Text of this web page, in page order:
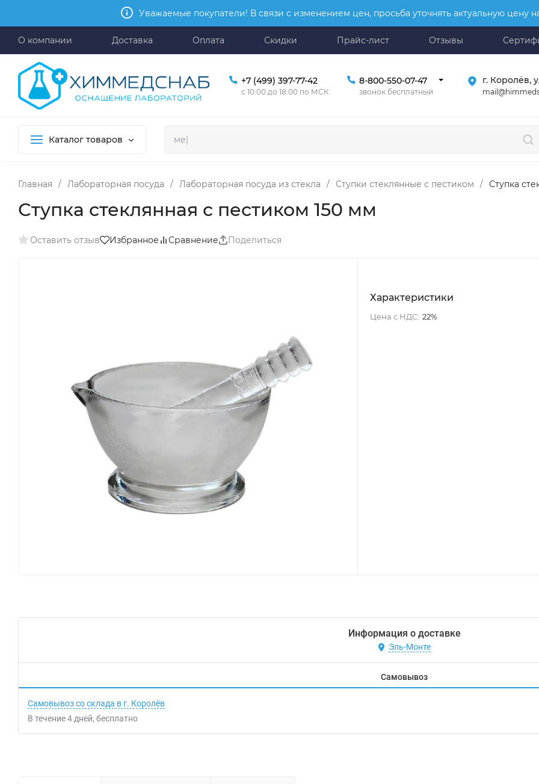
Уважаемые покупатели! В связи с изменением цен, просьба уточнять актуальную цену
О компании Доставка Оплата Скидки Прайс-лист Отзывы
+7 (499) 397-77-42
с 10:00 до 18:00 по МСК
8-800-550-07-47
звонок бесплатный
г. Королёв,
Каталог товаров
Главная / Лабораторная посуда / Лабораторная посуда из стекла / Ступки стеклянные с пестиком / Ступка
Ступка стеклянная с пестиком 150 мм
Оставить отзыв Избранное Сравнение Поделиться
Характеристики
Цена с НДС: 22%
Информация о доставке
Эль-Монте
Самовывоз
Самовывоз со склада в г. Королёв
В течение4 дней Бесплатно